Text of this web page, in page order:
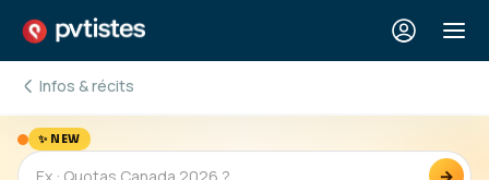
Infos & récits
✨ NEW